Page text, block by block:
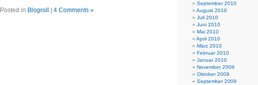
Posted in Blogroll 4 Comments »
September 2010
August 2010
Juli 2010
Juni 2010
Mai 2010
April 2010
März 2010
Februar 2010
Januar 2010
November 2009
Oktober 2009
September 2009